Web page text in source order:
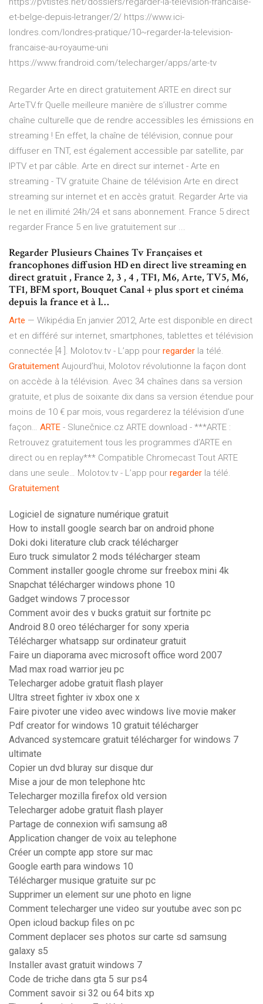
et-belge-depuis-letranger/2/ https://www.ici-
londres.com/londres-pratique/10~regarder-la-television-
francaise-au-royaume-uni
https://www.frandroid.com/telecharger/apps/arte-tv
Regarder Arte en direct gratuitement ARTE en direct sur
ArteTV.fr Quelle meilleure manière de s’illustrer comme
chaîne culturelle que de rendre accessibles les émissions en
streaming ! En effet, la chaîne de télévision, connue pour
diffuser en TNT, est également accessible par satellite, par
IPTV et par câble. Arte en direct sur internet - Arte en
streaming - TV gratuite Chaine de télévision Arte en direct
streaming sur internet et en accès gratuit. Regarder Arte via
le net en illimité 24h/24 et sans abonnement. France 5 direct
regarder France 5 en live gratuitement sur ...
Regarder Plusieurs Chaines Tv Françaises et
francophones diffusion HD en direct live streaming en
direct gratuit , France 2, 3 , 4 , TF1, M6, Arte, TV5, M6,
TF1, BFM sport, Bouquet Canal + plus sport et cinéma
depuis la france et à l…
Arte — Wikipédia En janvier 2012, Arte est disponible en direct
et en différé sur internet, smartphones, tablettes et télévision
connectée [4 ]. Molotov.tv - L’app pour regarder la télé.
Gratuitement Aujourd’hui, Molotov révolutionne la façon dont
on accède à la télévision. Avec 34 chaînes dans sa version
gratuite, et plus de soixante dix dans sa version étendue pour
moins de 10 € par mois, vous regarderez la télévision d’une
façon… ARTE - Slunečnice.cz ARTE download - ***ARTE :
Retrouvez gratuitement tous les programmes d’ARTE en
direct ou en replay*** Compatible Chromecast Tout ARTE
dans une seule… Molotov.tv - L’app pour regarder la télé.
Gratuitement
Logiciel de signature numérique gratuit
How to install google search bar on android phone
Doki doki literature club crack télécharger
Euro truck simulator 2 mods télécharger steam
Comment installer google chrome sur freebox mini 4k
Snapchat télécharger windows phone 10
Gadget windows 7 processor
Comment avoir des v bucks gratuit sur fortnite pc
Android 8.0 oreo télécharger for sony xperia
Télécharger whatsapp sur ordinateur gratuit
Faire un diaporama avec microsoft office word 2007
Mad max road warrior jeu pc
Telecharger adobe gratuit flash player
Ultra street fighter iv xbox one x
Faire pivoter une video avec windows live movie maker
Pdf creator for windows 10 gratuit télécharger
Advanced systemcare gratuit télécharger for windows 7
ultimate
Copier un dvd bluray sur disque dur
Mise a jour de mon telephone htc
Telecharger mozilla firefox old version
Telecharger adobe gratuit flash player
Partage de connexion wifi samsung a8
Application changer de voix au telephone
Créer un compte app store sur mac
Google earth para windows 10
Télécharger musique gratuite sur pc
Supprimer un element sur une photo en ligne
Comment telecharger une video sur youtube avec son pc
Open icloud backup files on pc
Comment deplacer ses photos sur carte sd samsung
galaxy s5
Installer avast gratuit windows 7
Code de triche dans gta 5 sur ps4
Comment savoir si 32 ou 64 bits xp